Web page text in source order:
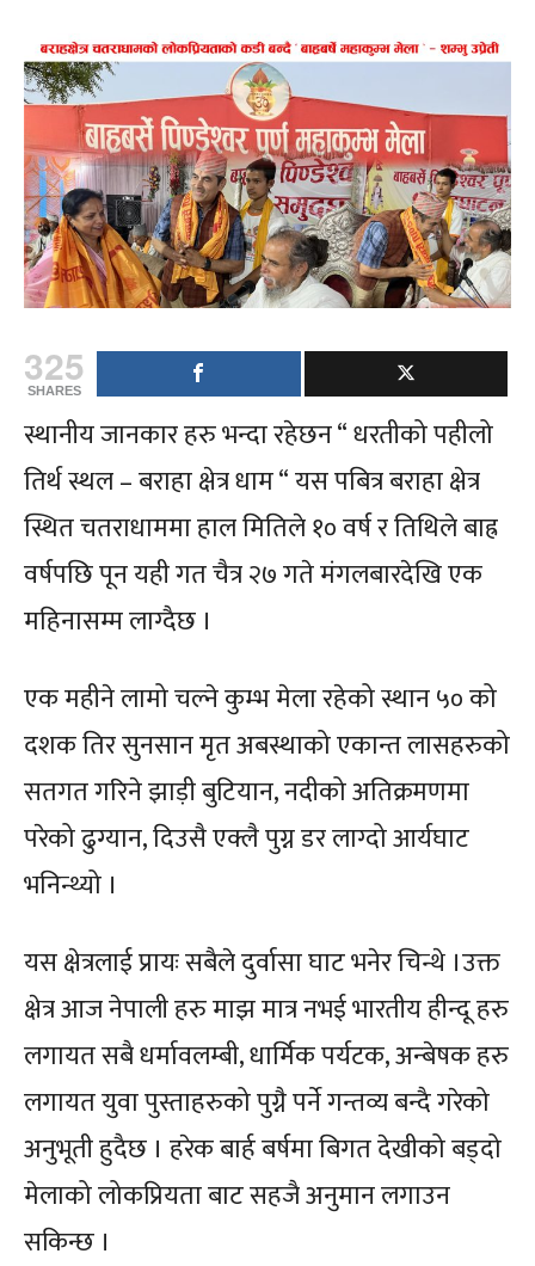
325
SHARES
स्थानीय जानकार हरु भन्दा रहेछन “ धरतीको पहीलो
तिर्थ स्थल – बराहा क्षेत्र धाम “ यस पबित्र बराहा क्षेत्र
स्थित चतराधाममा हाल मितिले १० वर्ष र तिथिले बाह्र
वर्षपछि पून यही गत चैत्र २७ गते मंगलबारदेखि एक
महिनासम्म लाग्दैछ ।
एक महीने लामो चल्ने कुम्भ मेला रहेको स्थान ५० को
दशक तिर सुनसान मृत अबस्थाको एकान्त लासहरुको
सतगत गरिने झाड़ी बुटियान, नदीको अतिक्रमणमा
परेको ढुग्यान, दिउसै एक्लै पुग्न डर लाग्दो आर्यघाट
भनिन्थ्यो ।
यस क्षेत्रलाई प्रायः सबैले दुर्वासा घाट भनेर चिन्थे ।उक्त
क्षेत्र आज नेपाली हरु माझ मात्र नभई भारतीय हीन्दू हरु
लगायत सबै धर्मावलम्बी, धार्मिक पर्यटक, अन्बेषक हरु
लगायत युवा पुस्ताहरुको पुग्नै पर्ने गन्तव्य बन्दै गरेको
अनुभूती हुदैछ । हरेक बार्ह बर्षमा बिगत देखीको बड्दो
मेलाको लोकप्रियता बाट सहजै अनुमान लगाउन
सकिन्छ ।